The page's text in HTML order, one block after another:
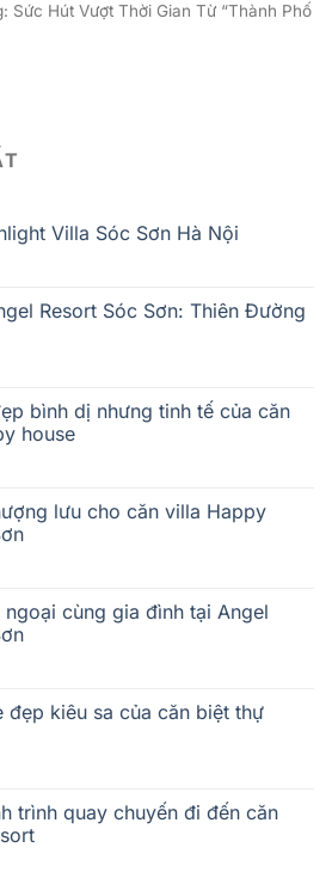
Sức Hút Vượt Thời Gian Từ “Thành Phố
Villa Sóc Sơn Hà Nội
Resort Sóc Sơn: Thiên Đường
bình dị nhưng tinh tế của căn
house
lưu cho căn villa Happy
ngoại cùng gia đình tại Angel
đẹp kiêu sa của căn biệt thự
trình quay chuyến đi đến căn